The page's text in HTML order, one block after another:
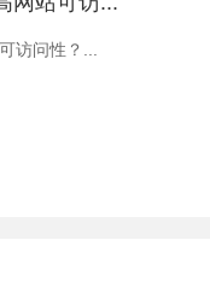
访问性？...